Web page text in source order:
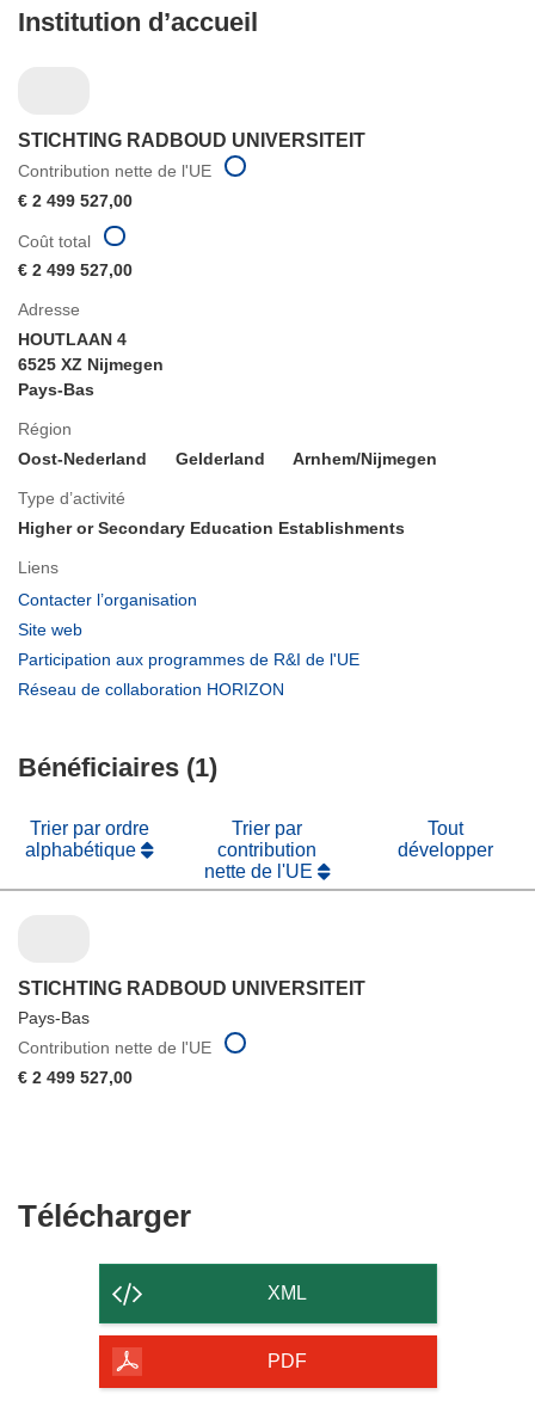
Institution d’accueil
STICHTING RADBOUD UNIVERSITEIT
Contribution nette de l'UE
€ 2 499 527,00
Adresse
HOUTLAAN 4
6525 XZ Nijmegen
Pays-Bas
Région
Oost-Nederland
Gelderland Arnhem/Nijmegen
Type d’activité
Higher or Secondary Education Establishments
Liens
Contacter l’organisation
fenêtre)
Site web
dans
une
Participation aux programmes de R&I de l'UE
Réseau de collaboration HORIZON
Coût total
€ 2 499 527,00
Bénéficiaires (1)
Trier par ordre
alphabétique
Trier par
contribution
nette de l'UE
Tout
développer
STICHTING RADBOUD UNIVERSITEIT
Pays-Bas
Contribution nette de l'UE
€ 2 499 527,00
TéléchargerTélécharger
contenu
de
page
XML
PDF